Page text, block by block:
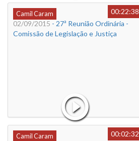
Camil Caram
00:22:38
02/09/2015 - 27ª Reunião Ordinária -
Comissão de Legislação e Justiça
Camil Caram
00:02:32